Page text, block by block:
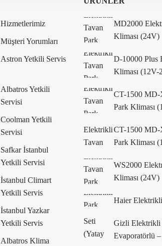
Hizmetlerimiz
Müşteri Yorumları
Astron Yetkili Servis
Albatros Yetkili
Servisi
Coolman Yetkili
Servisi
Safkar İstanbul
Yetkili Servisi
İstanbul Climart
Yetkili Servis
İstanbul Yazkar
Yetkili Servis
Albatros Klima
MD2000
Kliması (24V)
D-10000 Plus
Kliması (12V-
CT-1500
Park Kliması
CT-1500
Park Kliması
WS2000
Kliması (24V)
Haier
Gizli Elektrikli
Evaporatörlü